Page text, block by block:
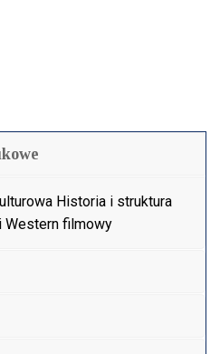
Historia i struktura
Western filmowy